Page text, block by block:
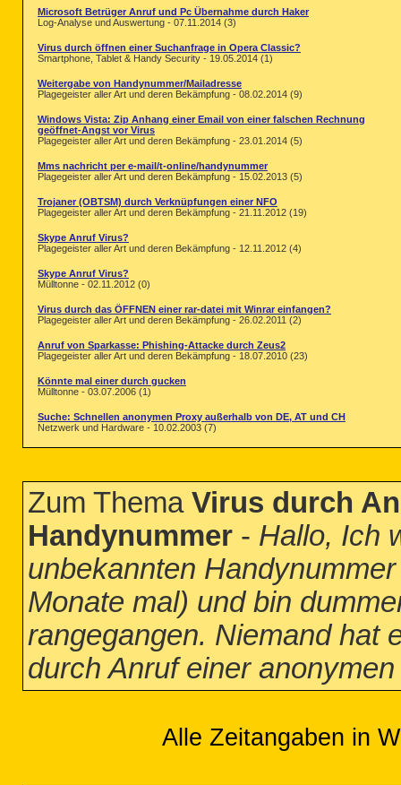
Microsoft Betrüger Anruf und Pc Übernahme durch Haker
Log-Analyse und Auswertung - 07.11.2014 (3)
Virus durch öffnen einer Suchanfrage in Opera Classic?
Smartphone, Tablet & Handy Security - 19.05.2014 (1)
Weitergabe von Handynummer/Mailadresse
Plagegeister aller Art und deren Bekämpfung - 08.02.2014 (9)
Windows Vista: Zip Anhang einer Email von einer falschen Rechnung
geöffnet-Angst vor Virus
Plagegeister aller Art und deren Bekämpfung - 23.01.2014 (5)
Mms nachricht per e-mail/t-online/handynummer
Plagegeister aller Art und deren Bekämpfung - 15.02.2013 (5)
Trojaner (OBTSM) durch Verknüpfungen einer NFO
Plagegeister aller Art und deren Bekämpfung - 21.11.2012 (19)
Skype Anruf Virus?
Plagegeister aller Art und deren Bekämpfung - 12.11.2012 (4)
Skype Anruf Virus?
Mülltonne - 02.11.2012 (0)
Virus durch das ÖFFNEN einer rar-datei mit Winrar einfangen?
Plagegeister aller Art und deren Bekämpfung - 26.02.2011 (2)
Anruf von Sparkasse: Phishing-Attacke durch Zeus2
Plagegeister aller Art und deren Bekämpfung - 18.07.2010 (23)
Könnte mal einer durch gucken
Mülltonne - 03.07.2006 (1)
Suche: Schnellen anonymen Proxy außerhalb von DE, AT und CH
Netzwerk und Hardware - 10.02.2003 (7)
Zum Thema Virus durch
Handynummer - Hallo, Ich
unbekannten
Monate mal) und bin
rangegangen. Niemand hat
durch Anruf einer
Alle Zeitangaben in